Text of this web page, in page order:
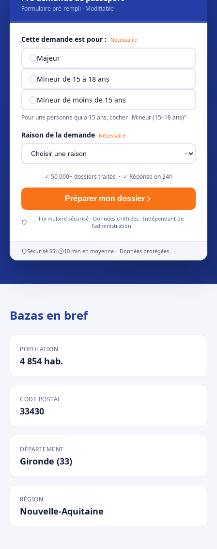
Formulaire pré-rempli · Modifiable
Cette demande est pour : Nécessaire
Majeur
Mineur de 15 à 18 ans
Mineur de moins de 15 ans
Pour une personne qui a 15 ans, cocher "Mineur (15–18 ans)"
Raison de la demande Nécessaire
✓ 50 000+ dossiers traités · ✓ Réponse en 24h
Préparer mon dossier
Formulaire sécurisé · Données chiffrées · Indépendant de
l'administration
Sécurisé SSL 10 min en moyenne Données protégées
Bazas en bref
POPULATION
4 854 hab.
CODE POSTAL
33430
DÉPARTEMENT
Gironde (33)
RÉGION
Nouvelle-Aquitaine